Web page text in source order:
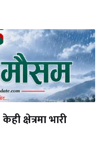
क्षेत्रमा भारी